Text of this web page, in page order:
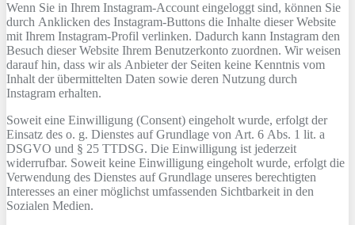
Wenn Sie in Ihrem Instagram-Account eingeloggt sind, können Sie
durch Anklicken des Instagram-Buttons die Inhalte dieser Website
mit Ihrem Instagram-Profil verlinken. Dadurch kann Instagram den
Besuch dieser Website Ihrem Benutzerkonto zuordnen. Wir weisen
darauf hin, dass wir als Anbieter der Seiten keine Kenntnis vom
Inhalt der übermittelten Daten sowie deren Nutzung durch
Instagram erhalten.
Soweit eine Einwilligung (Consent) eingeholt wurde, erfolgt der
Einsatz des o. g. Dienstes auf Grundlage von Art. 6 Abs. 1 lit. a
DSGVO und § 25 TTDSG. Die Einwilligung ist jederzeit
widerrufbar. Soweit keine Einwilligung eingeholt wurde, erfolgt die
Verwendung des Dienstes auf Grundlage unseres berechtigten
Interesses an einer möglichst umfassenden Sichtbarkeit in den
Sozialen Medien.